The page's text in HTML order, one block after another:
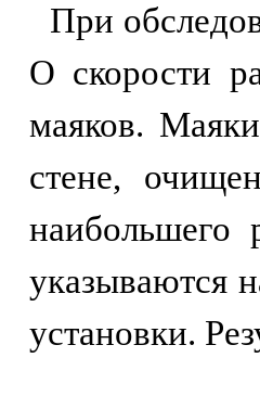
При
О скорости
маяков.
стене,
указываются
установки.